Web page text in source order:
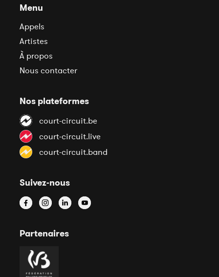
Menu
Appels
Artistes
À propos
Nous contacter
Nos plateformes
court-circuit.be
court-circuit.live
court-circuit.band
Suivez-nous
Partenaires